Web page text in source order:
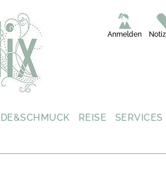
Anmelden
REISE SERVICES